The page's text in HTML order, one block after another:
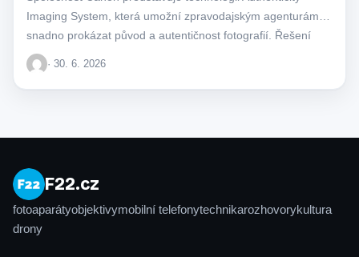
Imaging System, která umožní zpravodajským agenturám
snadno prokázat původ a autentičnost fotografií. Řešení
využívá mezinárodní standardy k…
· 30. 6. 2026
F22.cz
fotoaparátyobjektivymobilní telefonytechnikarozhovorykultura
drony